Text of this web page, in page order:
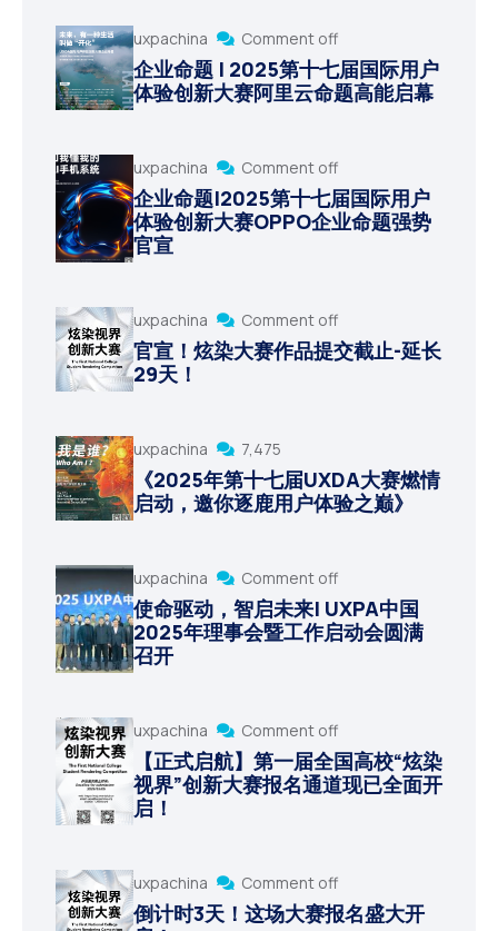
uxpachina Comment off
企业命题 | 2025第十七届国际用户
体验创新大赛阿里云命题高能启幕
uxpachina Comment off
企业命题|2025第十七届国际用户
体验创新大赛OPPO企业命题强势
官宣
uxpachina Comment off
官宣！炫染大赛作品提交截止-延长
29天！
uxpachina 7,475
《2025年第十七届UXDA大赛燃情
启动，邀你逐鹿用户体验之巅》
uxpachina Comment off
使命驱动，智启未来| UXPA中国
2025年理事会暨工作启动会圆满
召开
uxpachina Comment off
【正式启航】第一届全国高校“炫染
视界”创新大赛报名通道现已全面开
启！
uxpachina Comment off
倒计时3天！这场大赛报名盛大开